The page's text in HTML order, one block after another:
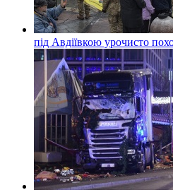
під Авдіївкою урочисто